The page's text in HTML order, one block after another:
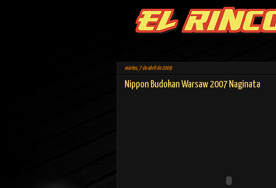
martes, 7 de abril de 2009
Nippon Budokan Warsaw 2007 Naginata